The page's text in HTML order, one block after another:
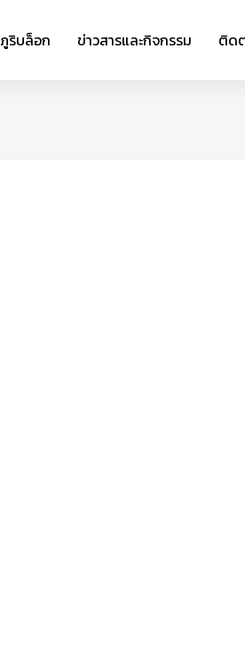
ภูริบล็อก ข่าวสารและกิจกรรม ติด